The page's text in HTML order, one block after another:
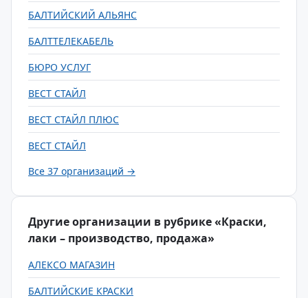
БАЛТИЙСКИЙ АЛЬЯНС
БАЛТТЕЛЕКАБЕЛЬ
БЮРО УСЛУГ
ВЕСТ СТАЙЛ
ВЕСТ СТАЙЛ ПЛЮС
ВЕСТ СТАЙЛ
Все 37 организаций →
Другие организации в рубрике «Краски,
лаки – производство, продажа»
АЛЕКСО МАГАЗИН
БАЛТИЙСКИЕ КРАСКИ